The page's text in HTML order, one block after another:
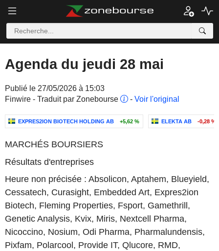
Agenda du jeudi 28 mai
Publié le 27/05/2026 à 15:03
Finwire - Traduit par Zonebourse
- Voir l'original
EXPRES2ION BIOTECH HOLDING AB +5,62 % ELEKTA AB -0,28 %
MARCHÉS BOURSIERS
Résultats d'entreprises
Heure non précisée : Absolicon, Aptahem, Blueyield,
Cessatech, Curasight, Embedded Art, Expres2ion
Biotech, Fleming Properties, Fsport, Gamethrill,
Genetic Analysis, Kvix, Miris, Nextcell Pharma,
Nicoccino, Nosium, Odi Pharma, Pharmalundensis,
Pixfam, Polarcool, Provide IT, Qlucore, RMD,